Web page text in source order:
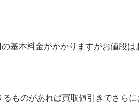
基本料金がかかりますがお値段は
ものがあれば買取値引きでさらに